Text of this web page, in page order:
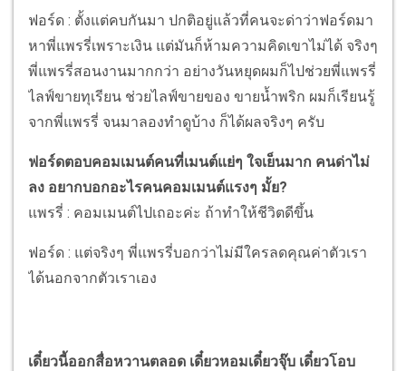
ฟอร์ด : ตั้งแต่คบกันมา ปกติอยู่แล้วที่คนจะด่าว่าฟอร์ดมา
หาพี่แพรรี่เพราะเงิน แต่มันก็ห้ามความคิดเขาไม่ได้ จริงๆ
พี่แพรรี่สอนงานมากกว่า อย่างวันหยุดผมก็ไปช่วยพี่แพรรี่
ไลฟ์ขายทุเรียน ช่วยไลฟ์ขายของ ขายน้ำพริก ผมก็เรียนรู้
จากพี่แพรรี่ จนมาลองทำดูบ้าง ก็ได้ผลจริงๆ ครับ
ฟอร์ดตอบคอมเมนต์คนที่เมนต์แย่ๆ ใจเย็นมาก คนด่าไม่
ลง อยากบอกอะไรคนคอมเมนต์แรงๆ มั้ย?
แพรรี่ : คอมเมนต์ไปเถอะค่ะ ถ้าทำให้ชีวิตดีขึ้น
ฟอร์ด : แต่จริงๆ พี่แพรรี่บอกว่าไม่มีใครลดคุณค่าตัวเรา
ได้นอกจากตัวเราเอง
เดี๋ยวนี้ออกสื่อหวานตลอด เดี๋ยวหอมเดี๋ยวจุ๊บ เดี๋ยวโอบ